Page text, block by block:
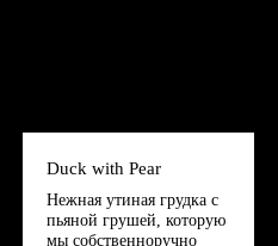
Duck with Pear
Нежная утиная грудка с
пьяной грушей, которую
мы собственноручно